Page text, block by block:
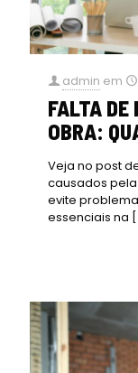
admin em
FALTA
OBRA:
Veja no post
causados
evite
essenciais na